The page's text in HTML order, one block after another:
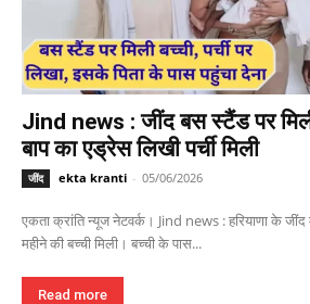
Jind news : जींद बस स्टैंड पर
बाप का एड्रेस लिखी पर्ची मिली
जींद ekta kranti - 05/06/2026
एकता क्रांति न्यूज नेटवर्क। Jind news : हरियाणा के
महीने की बच्ची मिली। बच्ची के पास...
Read more